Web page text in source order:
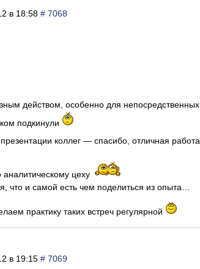
в 18:58 # 7068
действом, особенно для
подкинули
коллег — спасибо, отличная работа
цеху
что и самой есть чем поделиться из опыта…
практику таких встреч регулярной
в 19:15 # 7069